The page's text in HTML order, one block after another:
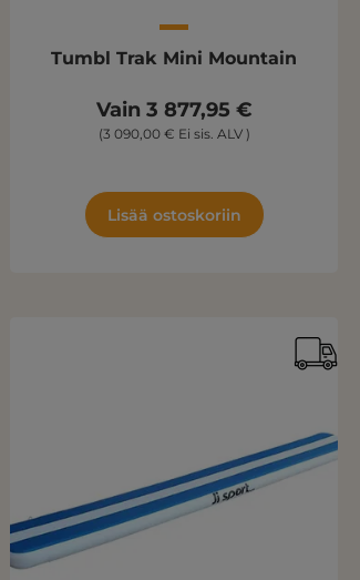
Tumbl Trak Mini Mountain
Vain 3 877,95 €
(3 090,00 € Ei sis. ALV )
Lisää ostoskoriin